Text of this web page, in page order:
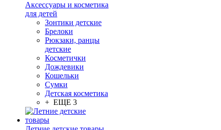
Аксессуары и косметика
для детей
Зонтики детские
Брелоки
Рюкзаки, ранцы
детские
Косметички
Дождевики
Кошельки
Сумки
Детская косметика
+ ЕЩЕ 3